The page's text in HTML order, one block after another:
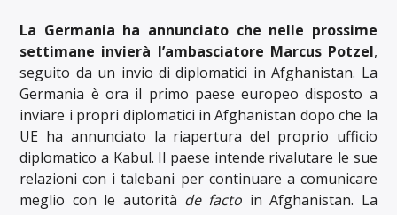
La Germania ha annunciato che nelle prossime
settimane invierà l’ambasciatore Marcus Potzel,
seguito da un invio di diplomatici in Afghanistan. La
Germania è ora il primo paese europeo disposto a
inviare i propri diplomatici in Afghanistan dopo che la
UE ha annunciato la riapertura del proprio ufficio
diplomatico a Kabul. Il paese intende rivalutare le sue
relazioni con i talebani per continuare a comunicare
meglio con le autorità de facto in Afghanistan. La